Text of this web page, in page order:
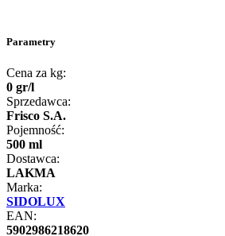
Parametry
Cena za kg:
0 gr/l
Sprzedawca:
Frisco S.A.
Pojemność:
500 ml
Dostawca:
LAKMA
Marka:
SIDOLUX
EAN:
5902986218620